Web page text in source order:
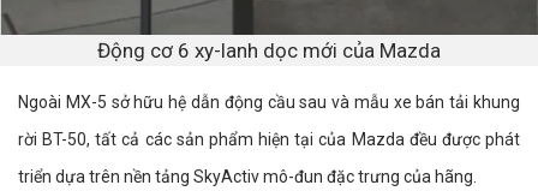
Động cơ 6 xy-lanh dọc mới của Mazda
Ngoài MX-5 sở hữu hệ dẫn động cầu sau và mẫu xe bán tải khung
rời BT-50, tất cả các sản phẩm hiện tại của Mazda đều được phát
triển dựa trên nền tảng SkyActiv mô-đun đặc trưng của hãng.